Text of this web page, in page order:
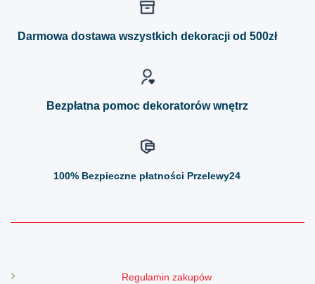
można
Darmowa dostawa wszystkich dekoracji od 500zł
Bezpłatna pomoc dekoratorów wnętrz
100% Bezpieczne płatności Przelewy24
Regulamin zakupów